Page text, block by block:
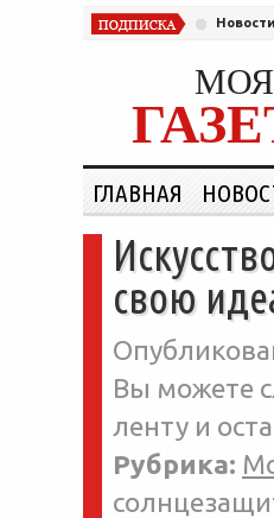
Новости
МОЯ
ГЛАВНАЯ
свою
Вы можете
ленту и
Рубрика: